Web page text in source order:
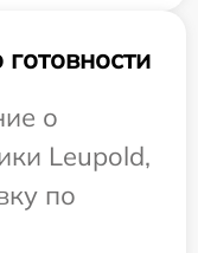
о
Leupold,
по